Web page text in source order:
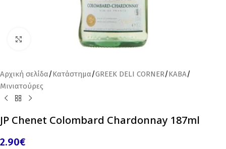
Click to enlarge
Αρχική σελίδα/Κατάστημα/GREEK DELI CORNER/ΚΑΒΑ/
Μινιατούρες
JP Chenet Colombard Chardonnay 187ml
2.90€